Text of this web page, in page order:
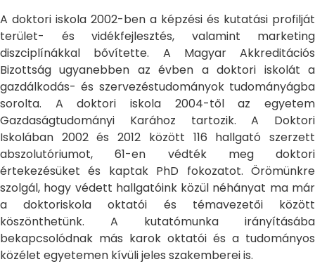
A doktori iskola 2002-ben a képzési és kutatási profilját
terület- és vidékfejlesztés, valamint marketing
diszciplínákkal bővítette. A Magyar Akkreditációs
Bizottság ugyanebben az évben a doktori iskolát a
gazdálkodás- és szervezéstudományok tudományágba
sorolta. A doktori iskola 2004-től az egyetem
Gazdaságtudományi Karához tartozik. A Doktori
Iskolában 2002 és 2012 között 116 hallgató szerzett
abszolutóriumot, 61-en védték meg doktori
értekezésüket és kaptak PhD fokozatot. Örömünkre
szolgál, hogy védett hallgatóink közül néhányat ma már
a doktoriskola oktatói és témavezetői között
köszönthetünk. A kutatómunka irányításába
bekapcsolódnak más karok oktatói és a tudományos
közélet egyetemen kívüli jeles szakemberei is.